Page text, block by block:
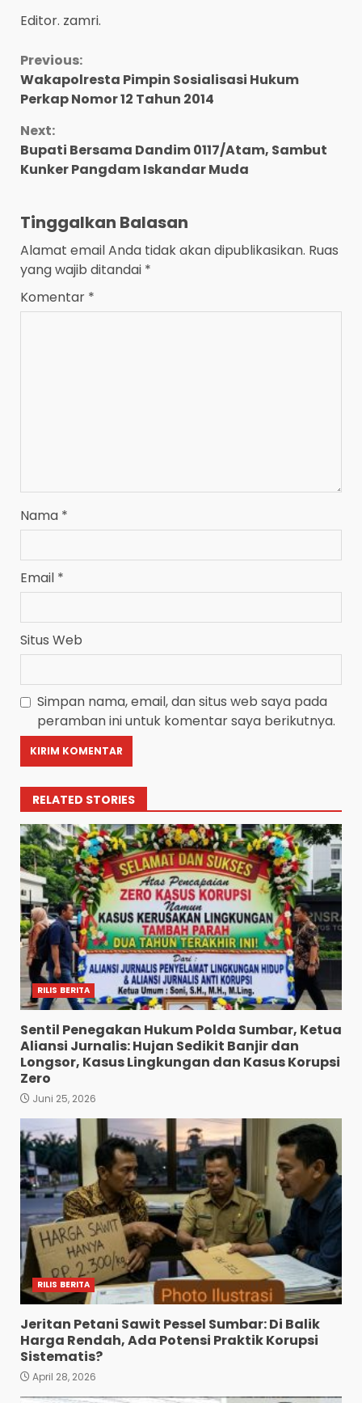
Editor. zamri.
Continue
Reading
Previous:
Wakapolresta Pimpin Sosialisasi Hukum
Perkap Nomor 12 Tahun 2014
Next:
Bupati Bersama Dandim 0117/Atam, Sambut
Kunker Pangdam Iskandar Muda
Tinggalkan Balasan
Alamat email Anda tidak akan dipublikasikan. Ruas
yang wajib ditandai *
Komentar *
Nama *
Email *
Situs Web
Simpan nama, email, dan situs web saya pada
peramban ini untuk komentar saya berikutnya.
RELATED STORIES
RILIS BERITA
Sentil Penegakan Hukum Polda Sumbar, Ketua
Aliansi Jurnalis: Hujan Sedikit Banjir dan
Longsor, Kasus Lingkungan dan Kasus Korupsi
Zero
Juni 25, 2026
RILIS BERITA
Jeritan Petani Sawit Pessel Sumbar: Di Balik
Harga Rendah, Ada Potensi Praktik Korupsi
Sistematis?
April 28, 2026